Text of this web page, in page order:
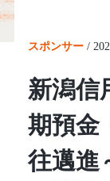
スポンサー /
新潟信
期預金
往邁進